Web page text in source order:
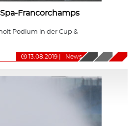
Francorchamps
Podium in der Cup &
13.08.2019 News